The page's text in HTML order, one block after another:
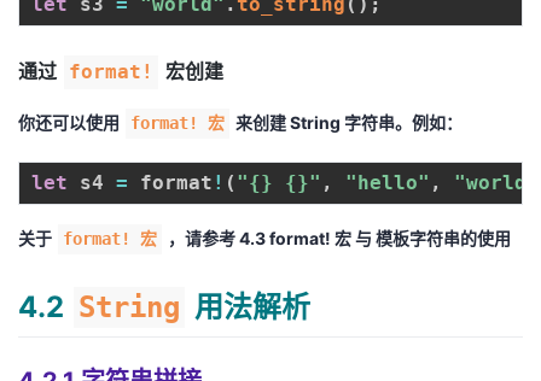
通过 format! 宏创建
你还可以使用 format! 宏 来创建String 字符串。例如：
let s4 = format ! ( "{} {}" , "hello" , "world"
关于 format! 宏 ，请参考4.3 format! 宏 与 模板字符串的使用
4.2 String 用法解析